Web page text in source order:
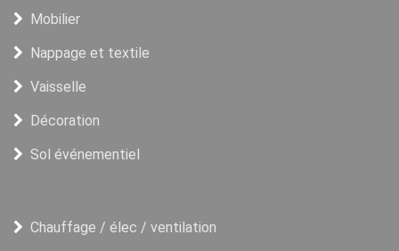
Mobilier
Nappage et textile
Vaisselle
Décoration
Sol événementiel
Chauffage / élec / ventilation